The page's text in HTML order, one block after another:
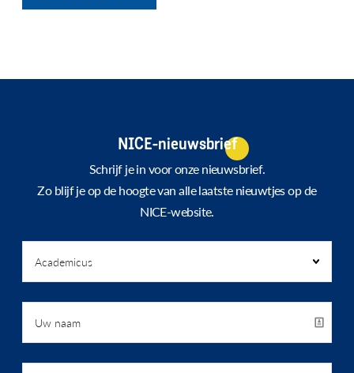
NICE-nieuwsbrief
Schrijf je in voor onze nieuwsbrief.
Zo blijf je op de hoogte van alle laatste nieuwtjes op de
NICE-website.